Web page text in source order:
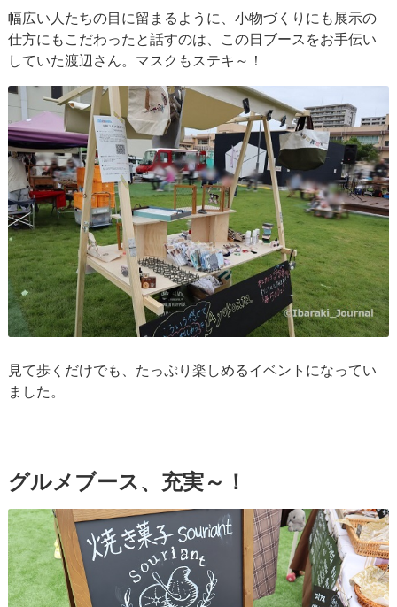
幅広い人たちの目に留まるように、小物づくりにも展示の
仕方にもこだわったと話すのは、この日ブースをお手伝い
していた渡辺さん。マスクもステキ～！
見て歩くだけでも、たっぷり楽しめるイベントになってい
ました。
グルメブース、充実～！